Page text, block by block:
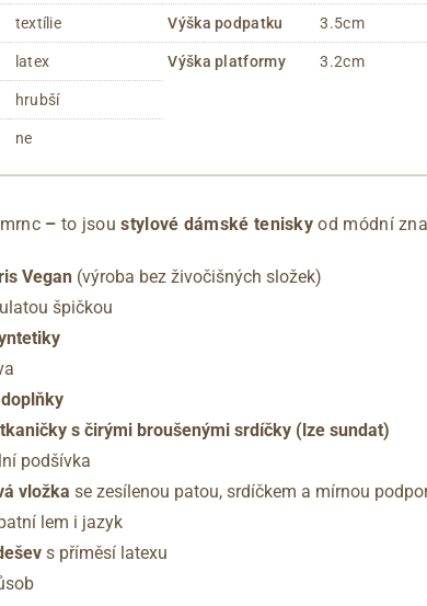
textílie
latex
hrubší
ne
Výška podpatku 3.5cm
Výška platformy 3.2cm
– to jsoustylové dámské tenisky od módní
Vegan (výroba bez živočišných složek)
špičkou
s čirými broušenými srdíčky (lze sundat)
podšívka
vložka se zesílenou patou, srdíčkem a mírnou
lem i jazyk
s příměsí latexu